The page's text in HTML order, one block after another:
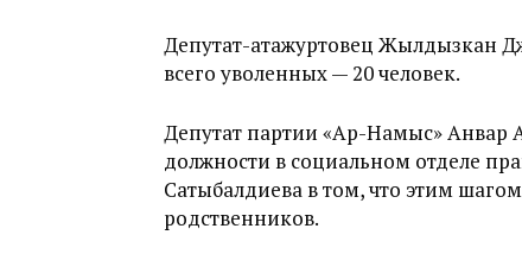
Депутат-атажуртовец Жылдызкан
всего уволенных — 20 человек.
Депутат партии «Ар-Намыс» Анвар
должности в социальном отделе
Сатыбалдиева в том, что этим
родственников.